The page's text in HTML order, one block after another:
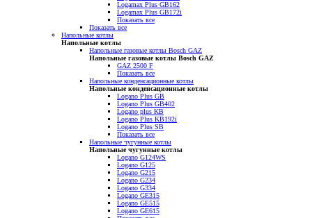
Logamax Plus GB162
Logamax Plus GB172i
Показать все
Показать все
Напольные котлы
Напольные котлы
Напольные газовые котлы Bosch GAZ
Напольные газовые котлы Bosch GAZ
GAZ 2500 F
Показать все
Напольные конденсационные котлы
Напольные конденсационные котлы
Logano Plus GB
Logano Plus GB402
Logano plus KB
Logano Plus KB192i
Logano Plus SB
Показать все
Напольные чугунные котлы
Напольные чугунные котлы
Logano G124WS
Logano G125
Logano G215
Logano G234
Logano G334
Logano GE315
Logano GE515
Logano GE615